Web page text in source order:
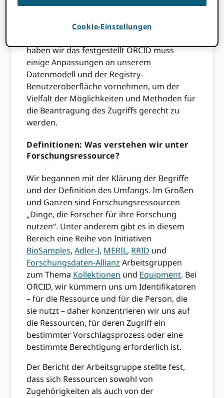
große wissenschaftliche Einrichtungen. Bei
haben wir das festgestellt ORCID muss
einige Anpassungen an unserem
Datenmodell und der Registry-
Benutzeroberfläche vornehmen, um der
Vielfalt der Möglichkeiten und Methoden für
die Beantragung des Zugriffs gerecht zu
werden.
Definitionen: Was verstehen wir unter
Forschungsressource?
Wir begannen mit der Klärung der Begriffe
und der Definition des Umfangs. Im Großen
und Ganzen sind Forschungsressourcen
„Dinge, die Forscher für ihre Forschung
nutzen“. Unter anderem gibt es in diesem
Bereich eine Reihe von Initiativen
BioSamples,Adler-I, MERIL, RRID und
Forschungsdaten-Allianz Arbeitsgruppen
zum Thema Kollektionen und Equipment. Bei
ORCID, wir kümmern uns um Identifikatoren
– für die Ressource und für die Person, die
sie nutzt – daher konzentrieren wir uns auf
die Ressourcen, für deren Zugriff ein
bestimmter Vorschlagsprozess oder eine
bestimmte Berechtigung erforderlich ist.
Der Bericht der Arbeitsgruppe stellte fest,
dass sich Ressourcen sowohl von
Zugehörigkeiten als auch von der
Cookie-Einstellungen